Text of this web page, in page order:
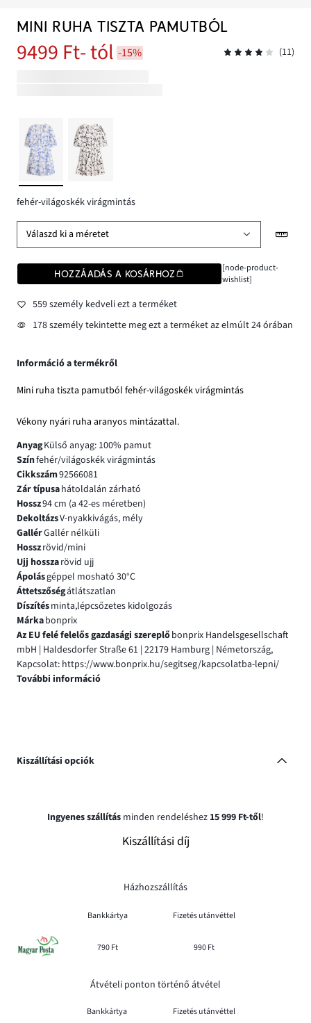
MINI RUHA TISZTA PAMUTBÓL
9499 Ft- tól -15% (11)
fehér-világoskék virágmintás
Válaszd ki a méretet
HOZZÁADÁS A KOSÁRHOZ
[node-product-
wishlist]
559 személy kedveli ezt a terméket
178 személy tekintette meg ezt a terméket az elmúlt 24 órában
Információ a termékről
Mini ruha tiszta pamutból fehér-világoskék virágmintás
Vékony nyári ruha aranyos mintázattal.
AnyagKülső anyag: 100% pamut
Színfehér/világoskék virágmintás
Cikkszám92566081
Zár típusahátoldalán zárható
Hossz94 cm (a 42-es méretben)
DekoltázsV-nyakkivágás, mély
GallérGallér nélküli
Hosszrövid/mini
Ujj hosszarövid ujj
Ápolásgéppel mosható 30°C
Áttetszőségátlátszatlan
Díszítésminta,lépcsőzetes kidolgozás
Márkabonprix
Az EU felé felelős gazdasági szereplőbonprix Handelsgesellschaft
mbH | Haldesdorfer Straße 61 | 22179 Hamburg | Németország,
Kapcsolat: https://www.bonprix.hu/segitseg/kapcsolatba-lepni/
További információ
Kiszállítási opciók
Ingyenes szállítás minden rendeléshez 15 999 Ft-től!
Kiszállítási díj
Házhozszállítás
Bankkártya Fizetés utánvéttel
790 Ft 990 Ft
Átvételi ponton történő átvétel
Bankkártya Fizetés utánvéttel